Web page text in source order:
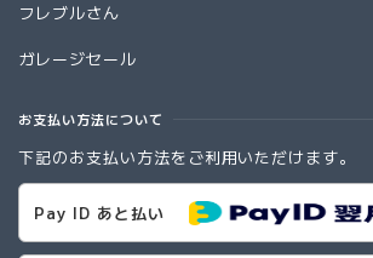
フレブルさん
ガレージセール
お支払い方法について
下記のお支払い方法をご利用いただけます。
Pay ID あと払い